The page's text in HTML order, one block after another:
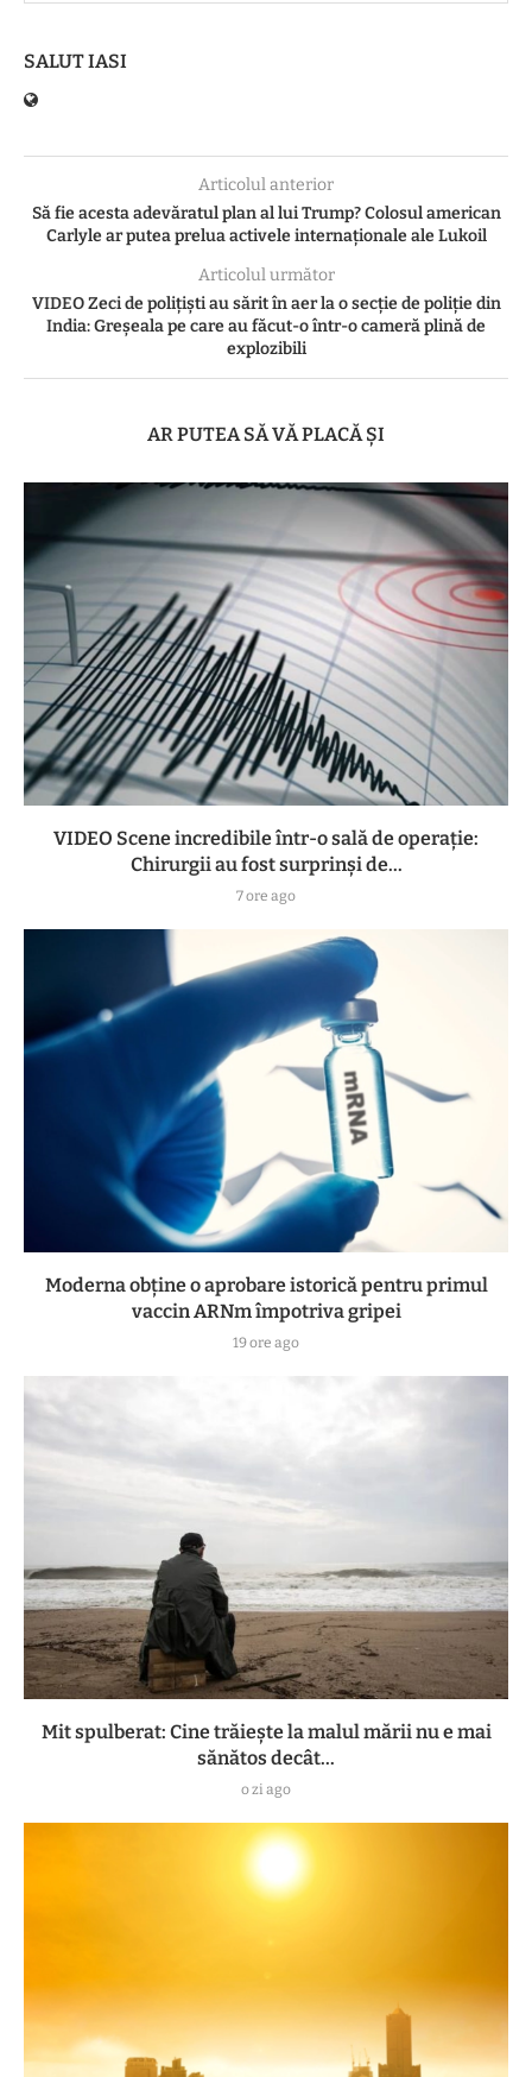
SALUT IASI
Articolul anterior
Să fie acesta adevăratul plan al lui Trump? Colosul american
Carlyle ar putea prelua activele internaţionale ale Lukoil
Articolul următor
VIDEO Zeci de polițiști au sărit în aer la o secție de poliție din
India: Greșeala pe care au făcut-o într-o cameră plină de
explozibili
AR PUTEA SĂ VĂ PLACĂ ȘI
VIDEO Scene incredibile într-o sală de operație:
Chirurgii au fost surprinși de...
7 ore ago
Moderna obține o aprobare istorică pentru primul
vaccin ARNm împotriva gripei
19 ore ago
Mit spulberat: Cine trăiește la malul mării nu e mai
sănătos decât...
o zi ago